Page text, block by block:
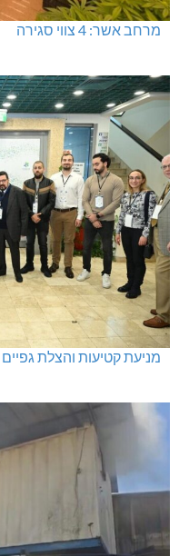
מרחב אשר: 4 צווי סגירה
מניעת קטיעות והצלת גפיים